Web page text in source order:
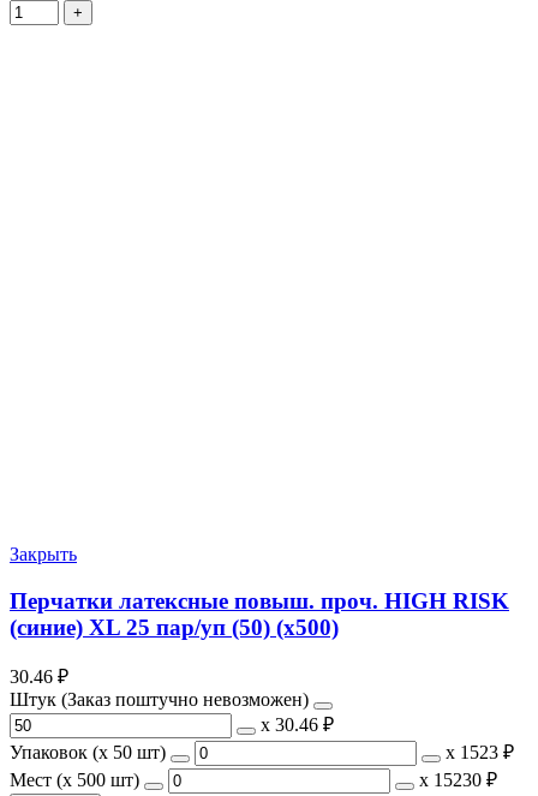
Закрыть
Перчатки латексные повыш. проч. HIGH RISK
(синие) XL 25 пар/уп (50) (х500)
30.46 ₽
Штук (Заказ поштучно невозможен)
х 30.46 ₽
Упаковок (x 50 шт)
х 1523 ₽
Мест (x 500 шт)
х 15230 ₽